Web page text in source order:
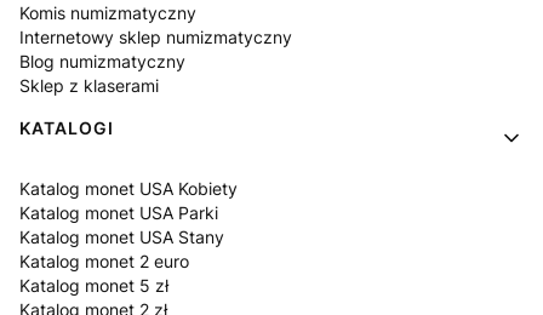
Komis numizmatyczny
Internetowy sklep numizmatyczny
Blog numizmatyczny
Sklep z klaserami
KATALOGI
Katalog monet USA Kobiety
Katalog monet USA Parki
Katalog monet USA Stany
Katalog monet 2 euro
Katalog monet 5 zł
Katalog monet 2 zł